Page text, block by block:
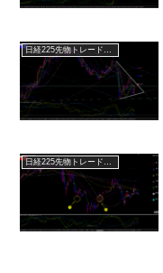
日経225先物トレード倶楽部
日経225先物トレード倶楽部